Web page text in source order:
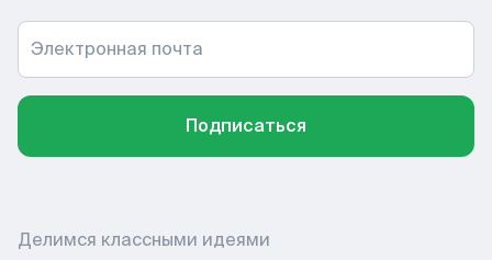
Электронная почта
Подписаться
Делимся классными идеями